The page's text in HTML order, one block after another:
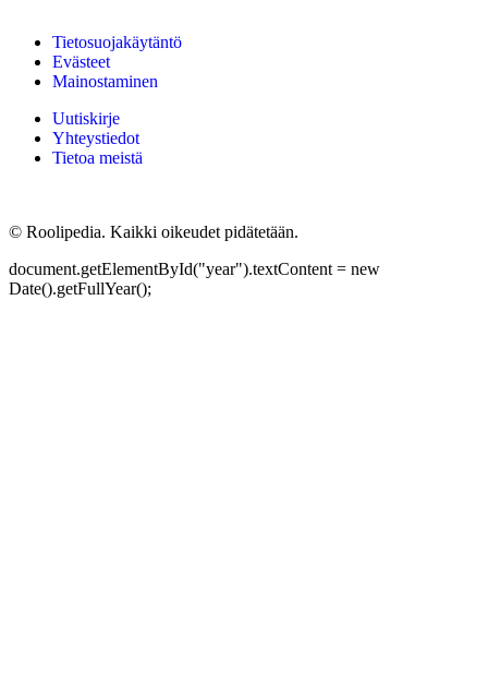
Tietosuojakäytäntö
Evästeet
Mainostaminen
Uutiskirje
Yhteystiedot
Tietoa meistä
© Roolipedia. Kaikki oikeudet pidätetään.
document.getElementById("year").textContent = new
Date().getFullYear();